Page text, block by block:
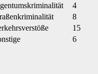
4
8
15
6